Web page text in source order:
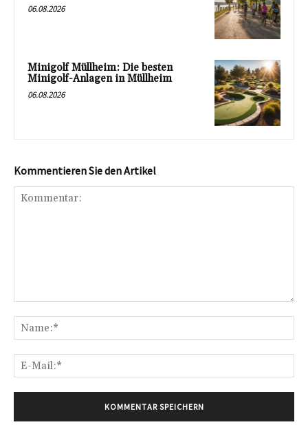
06.08.2026
Minigolf Müllheim: Die besten
Minigolf-Anlagen in Müllheim
06.08.2026
Kommentieren Sie den Artikel